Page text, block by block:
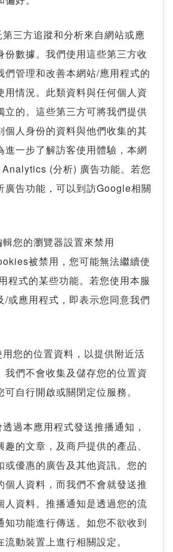
三方追蹤和分析來自網站或應
份數據。我們使用這些第三方收
們管理和改善本網站/應用程式的
用情況。此類資料與任何個人資
立的。這些第三方可將我們提供
個人身份的資料與他們收集的其
進一步了解訪客使用體驗，本網
(分析) 廣告功能。若您
廣告功能，可以到訪Google相關
您的瀏覽器設置來禁用
被禁用，您可能無法繼續使
程式的某些功能。若您使用本服
/或應用程式，即表示您同意我們
您的位置資料，以提供附近活
我們不會收集及儲存您的位置資
自行開啟或關閉定位服務。
過本應用程式發送推播通知，
的文章，及商戶提供的產品、
或優惠的廣告及其他資訊。您的
個人資料，而我們不會就發送推
人資料。推播通知是透過您的流
知功能進行傳送。如您不欲收到
動裝置上進行相關設定。